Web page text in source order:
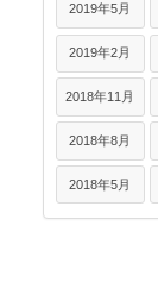
2019年5月
2019年2月
2018年11月
2018年8月
2018年5月